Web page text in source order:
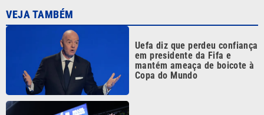
Pai nega aposentadoria de
‘As coisas mudam’